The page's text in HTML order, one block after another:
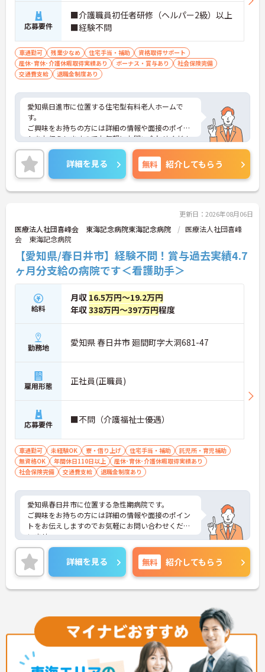
応募要件
■介護職員初任者研修（ヘルパー2級）以上
■経験不問
車通勤可 残業少なめ 住宅手当・補助
資格取得サポート
産休･育休･介護休暇取得実績あり
ボーナス・賞与あり
社会保険完備
交通費支給
退職金制度あり
愛知県日進市に位置する住宅型有料老人ホームで
す。
ご興味をお持ちの方には詳細の情報や面接のポイン
トをお伝えしますのでお気軽にお問い合わせくださ
いませ。
詳細を見る 無料 紹介してもらう
更新日：2026年08月06日
医療法人社団喜峰会 東海記念病院東海記念病院
医療法人社団喜峰
会 東海記念病院
【愛知県/春日井市】経験不問！賞与過去実績4.7
ヶ月分支給の病院です＜看護助手＞
給料
月収 16.5万円～19.2万円
年収338万円～397万円程度
勤務地 愛知県 春日井市 廻間町字大洞681-47
雇用形態 正社員(正職員)
応募要件 ■不問（介護福祉士優遇）
車通勤可 未経験OK 寮・借り上げ 住宅手当・補助
託児所・育児補助
無資格OK
年間休日110日以上
産休･育休･介護休暇取得実績あり
社会保険完備
交通費支給 退職金制度あり
愛知県春日井市に位置する急性期病院です。
ご興味をお持ちの方には詳細の情報や面接のポイン
トをお伝えしますのでお気軽にお問い合わせくださ
いませ。
詳細を見る 無料 紹介してもらう